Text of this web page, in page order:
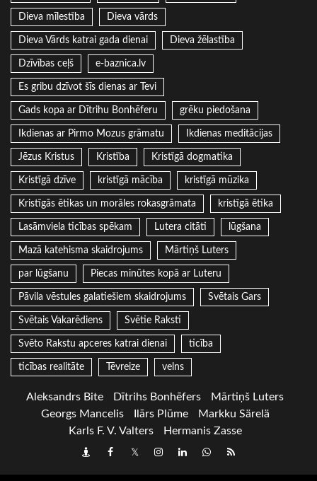
Dieva mīlestība Dieva vārds
Dieva Vārds katrai gada dienai Dieva žēlastība
Dzīvības ceļš e-baznica.lv
Es gribu dzīvot šīs dienas ar Tevi
Gads kopa ar Dītrihu Bonhēferu grēku piedošana
Ikdienas ar Pirmo Mozus grāmatu Ikdienas meditācijas
Jēzus Kristus Kristība Kristīgā dogmatika
Kristīgā dzīve kristīgā mācība kristīgā mūzika
Kristīgās ētikas un morāles rokasgrāmata kristīgā ētika
Lasāmviela ticības spēkam Lutera citāti lūgšana
Mazā katehisma skaidrojums Mārtiņš Luters
par lūgšanu Piecas minūtes kopā ar Luteru
Pāvila vēstules galatiešiem skaidrojums Svētais Gars
Svētais Vakarēdiens Svētie Raksti
Svēto Rakstu apceres katrai dienai ticība
ticības realitāte Tēvreize velns
Aleksandrs Bite Dītrihs Bonhēfers
Mārtiņš Luters
Georgs Mancelis
Ilārs Plūme
Markku Särelä
Karls F. V. Valters
Hermanis Zasse
DraugiemFacebook
TwitterInstagram
LinkedInwhatsapp
RSS